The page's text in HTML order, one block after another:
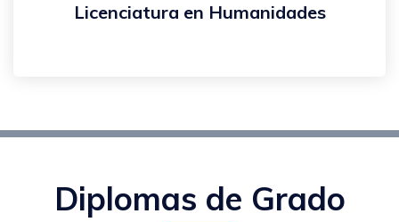
Licenciatura en Humanidades
Diplomas de Grado